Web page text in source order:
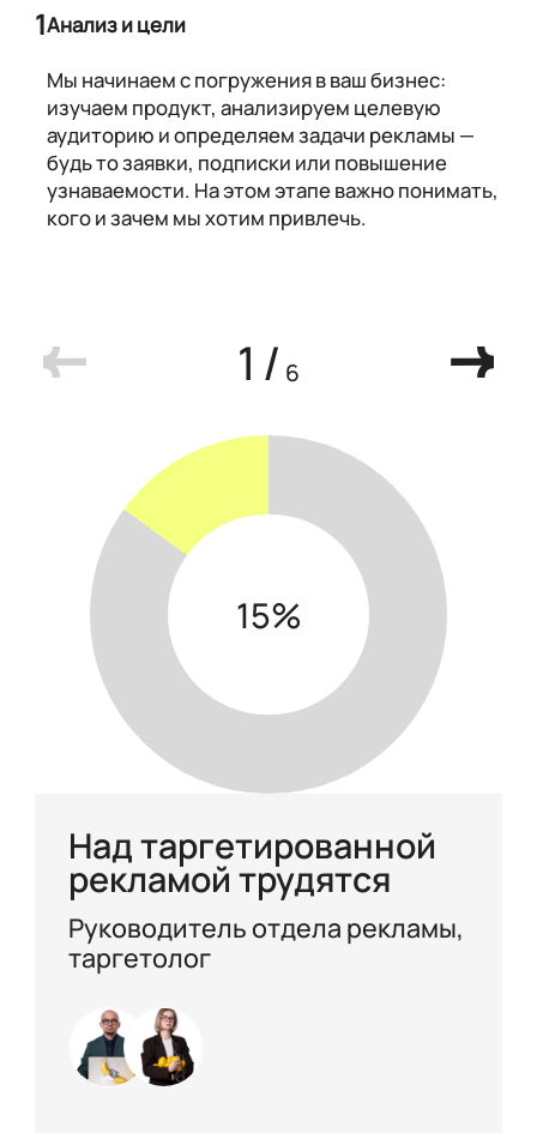
1Анализ и цели
Мы начинаем с погружения в ваш бизнес:
изучаем продукт, анализируем целевую
аудиторию и определяем задачи рекламы —
будь то заявки, подписки или повышение
узнаваемости. На этом этапе важно понимать,
кого и зачем мы хотим привлечь.
1 / 6
15
Над таргетированной
рекламой трудятся
Руководитель отдела рекламы,
таргетолог